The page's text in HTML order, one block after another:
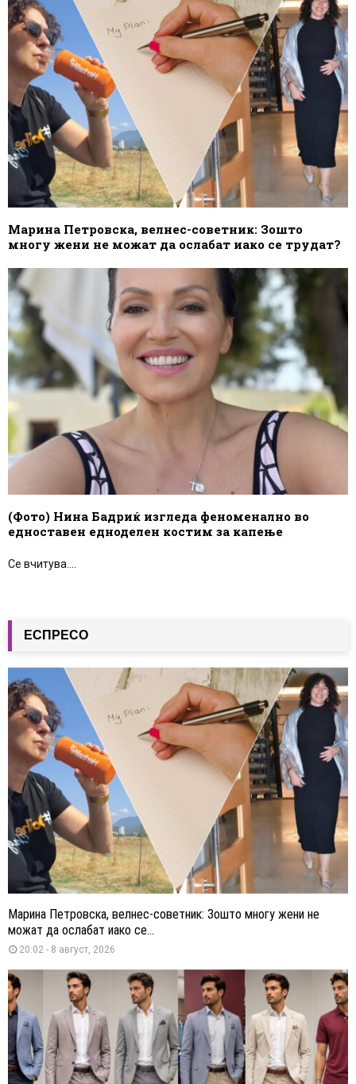
Марина Петровска, велнес-советник: Зошто
многу жени не можат да ослабат иако се трудат?
(Фото) Нина Бадриќ изгледа феноменално во
едноставен едноделен костим за капење
Се вчитува....
ЕСПРЕСО
Марина Петровска, велнес-советник: Зошто многу жени не
можат да ослабат иако се...
20:02 - 8 август, 2026